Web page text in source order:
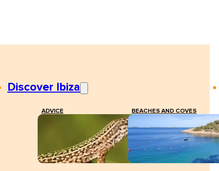
Discover Ibiza
ADVICE BEACHES AND COVES